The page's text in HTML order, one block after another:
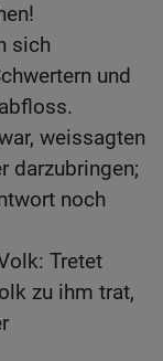
sich
und
weissagten
darzubringen;
noch
Tretet
zu ihm trat,